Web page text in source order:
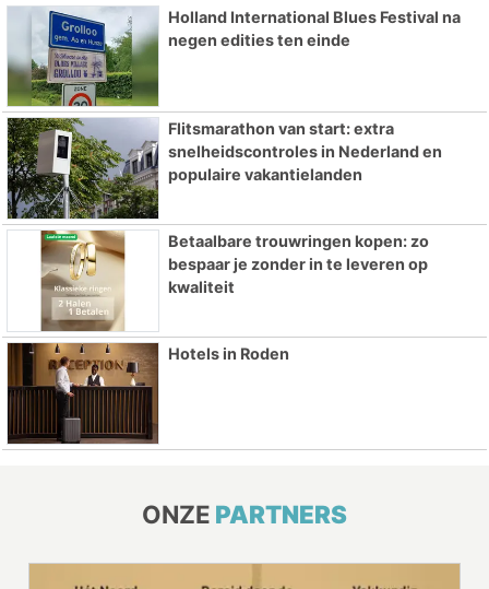
Holland International Blues Festival na
negen edities ten einde
Flitsmarathon van start: extra
snelheidscontroles in Nederland en
populaire vakantielanden
Betaalbare trouwringen kopen: zo
bespaar je zonder in te leveren op
kwaliteit
Hotels in Roden
ONZE PARTNERS